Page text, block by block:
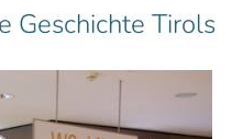
Geschichte Tirols